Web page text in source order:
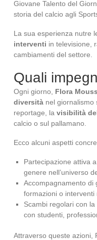
Giovane Talento del
storia del calcio agli
La sua esperienza nutre
interventi in televisione,
cambiamenti del settore.
Quali
Ogni giorno, Flora
diversità nel giornalismo
reportage, la visibilità
calcio o sul pallamano.
Ecco alcuni aspetti
Partecipazione attiva
genere nell’universo
Accompagnamento di
formazioni o interventi
Scambi regolari con
con studenti,
Attraverso queste azioni,